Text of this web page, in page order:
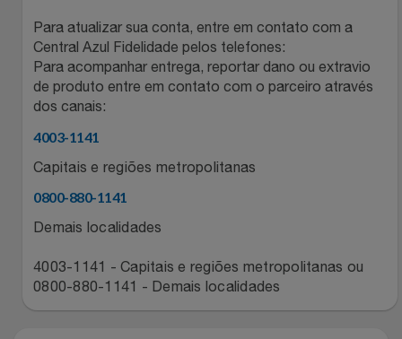
Óculos
Papelaria
Páscoa
Perfumaria
Perfumes
Oster
Perfumes & Cosméticos
Portal Das Malas
Renner
Para atualizar sua conta, entre em contato com a
Central Azul Fidelidade pelos telefones:
Para acompanhar entrega, reportar dano ou extravio
de produto entre em contato com o parceiro através
dos canais:
4003-1141
Capitais e regiões metropolitanas
0800-880-1141
Demais localidades
4003-1141 - Capitais e regiões metropolitanas ou
0800-880-1141 - Demais localidades